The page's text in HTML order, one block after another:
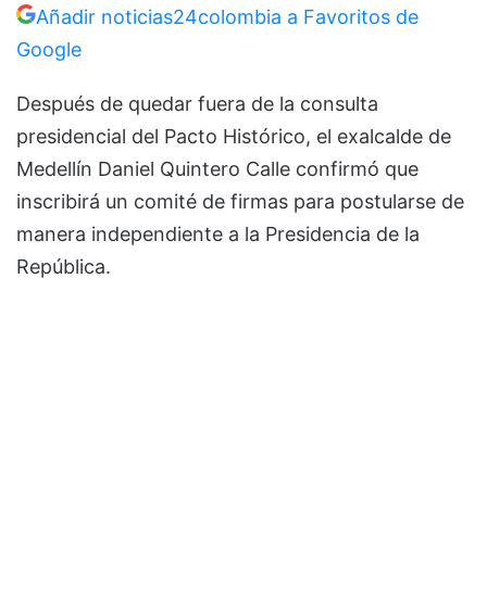
Añadir noticias24colombia a Favoritos de
Google
Después de quedar fuera de la consulta
presidencial del Pacto Histórico, el exalcalde de
Medellín Daniel Quintero Calle confirmó que
inscribirá un comité de firmas para postularse de
manera independiente a la Presidencia de la
República.